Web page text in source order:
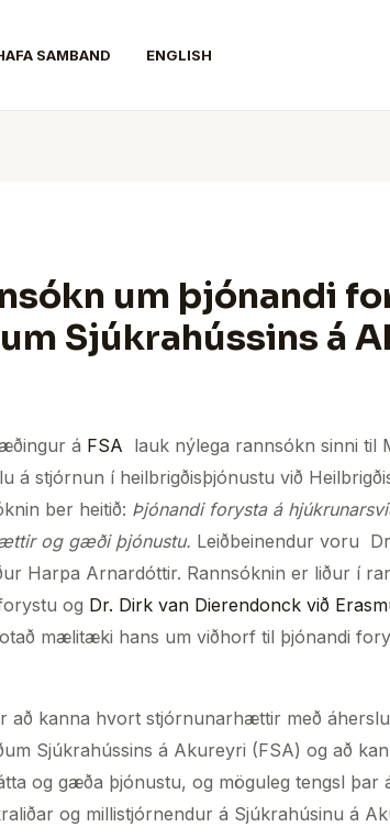
SAMBAND ENGLISH
um þjónandi
Sjúkrahússins á
á FSA lauk nýlega rannsókn sinni til
á stjórnun í heilbrigðisþjónustu við
ber heitið: Þjónandi forysta á
og gæði þjónustu. Leiðbeinendur voru
Harpa Arnardóttir. Rannsóknin er liður í
og Dr. Dirk van Dierendonck við
mælitæki hans um viðhorf til þjónandi
að kanna hvort stjórnunarhættir með
Sjúkrahússins á Akureyri (FSA) og að
og gæða þjónustu, og möguleg tengsl þar
og millistjórnendur á Sjúkrahúsinu á